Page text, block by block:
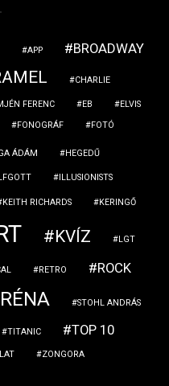
APP
BROADWAY
CHARLIE
FERENC EB
ELVIS
FONOGRÁF FOTÓ
ÁDÁM HEGEDŰ
ILLUSIONISTS
KEITH RICHARDS KERINGŐ
KVÍZ LGT
RETRO ROCK
STOHL ANDRÁS
TITANIC TOP 10
ZONGORA